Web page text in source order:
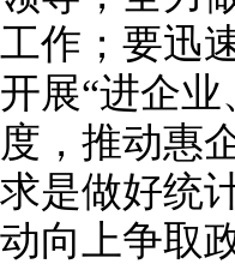
工作；要迅
开展“进企
度，推动惠
求是做好统
动向上争取